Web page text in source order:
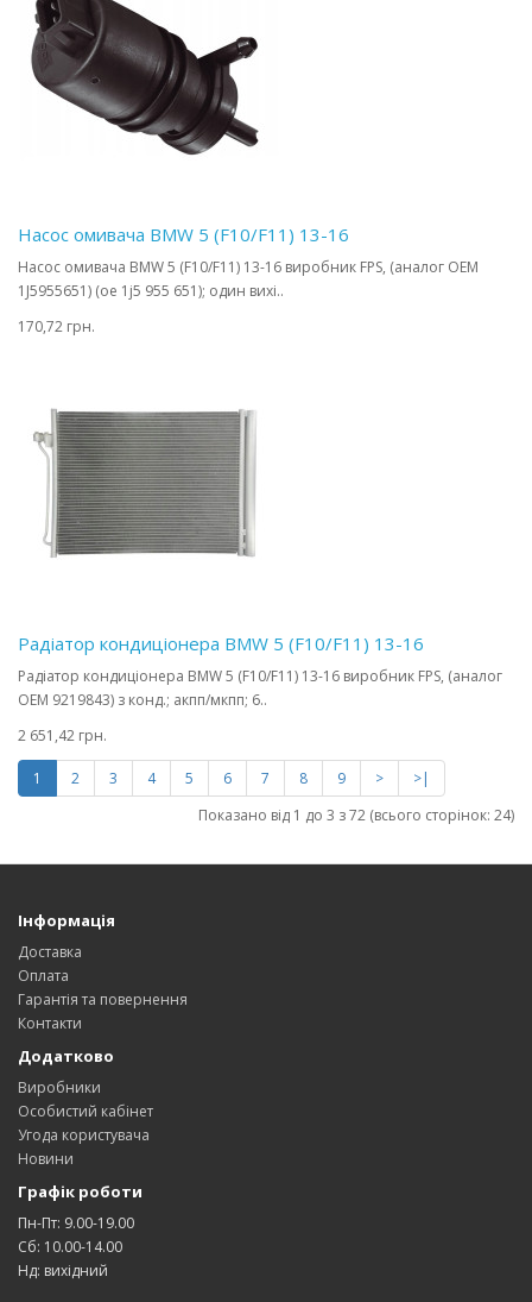
Насос омивача BMW 5 (F10/F11) 13-16
Насос омивача BMW 5 (F10/F11) 13-16 виробник FPS, (аналог OEM
1J5955651) (oe 1j5 955 651); один вихі..
170,72 грн.
Радіатор кондиціонера BMW 5 (F10/F11) 13-16
Радіатор кондиціонера BMW 5 (F10/F11) 13-16 виробник FPS, (аналог
OEM 9219843) з конд.; акпп/мкпп; 6..
2 651,42 грн.
1 2 3 4 5 6 7 8 9 >
>|
Показано від 1 до 3 з 72 (всього сторінок: 24)
Інформація
Доставка
Оплата
Гарантія та повернення
Контакти
Додатково
Виробники
Особистий кабінет
Угода користувача
Новини
Графік роботи
Пн-Пт: 9.00-19.00
Сб: 10.00-14.00
Нд: вихідний